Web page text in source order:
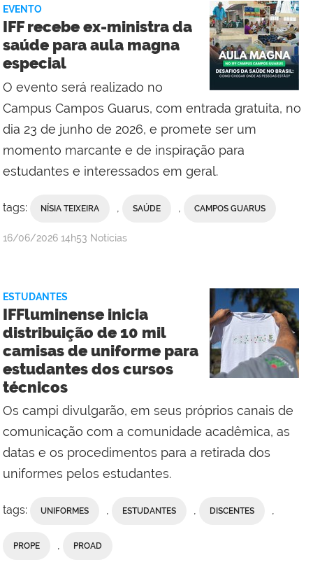
Social
do
Campus
Bom
Itabapoana
EVENTO
IFF recebe ex-ministra da
saúde para aula magna
especial
O evento será realizado no
Campus Campos Guarus, com entrada gratuita, no
dia 23 de junho de 2026, e promete ser um
momento marcante e de inspiração para
estudantes e interessados em geral.
tags: NÍSIA TEIXEIRA , SAÚDE , CAMPOS GUARUS
por
Reitoria
publicado
16/06/2026 14h53 Notícias
ESTUDANTES
IFFluminense inicia
distribuição de 10 mil
camisas de uniforme para
estudantes dos cursos
técnicos
Os campi divulgarão, em seus próprios canais de
comunicação com a comunidade acadêmica, as
datas e os procedimentos para a retirada dos
uniformes pelos estudantes.
tags: UNIFORMES , ESTUDANTES , DISCENTES ,
PROPE , PROAD